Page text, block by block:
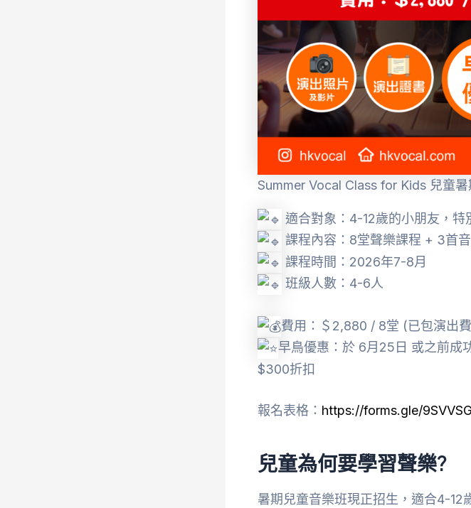
Summer Vocal Class for Kids 兒童暑
適合對象：4-12歲的小朋友，特
課程內容：8堂聲樂課程 + 3首
課程時間：2026年7-8月
班級人數：4-6人
費用：＄2,880 / 8堂 (已包演出費
早鳥優惠：於 6月25日 或之前成
$300折扣
報名表格： https://forms.gle/
兒童為何要學習聲樂?
暑期兒童音樂班現正招生，適合4-12